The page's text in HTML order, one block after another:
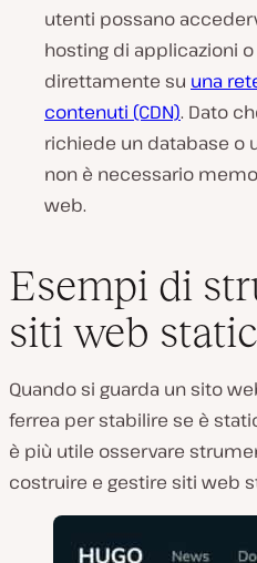
utenti possano
hosting di applicazioni
direttamente su una
contenuti (CDN). Dato
richiede un database o
non è necessario
web.
Esempi di
siti web
Quando si guarda un sito
ferrea per stabilire se è
è più utile osservare
costruire e gestire siti web